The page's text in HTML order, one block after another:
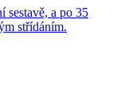
sestavě, a po 35
střídáním.